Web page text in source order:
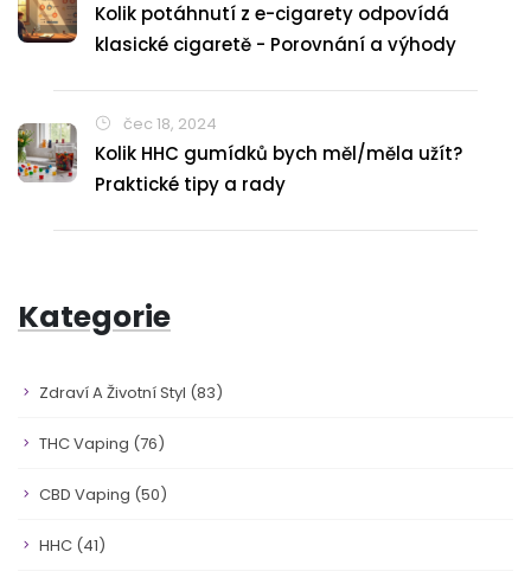
Kolik potáhnutí z e-cigarety odpovídá
klasické cigaretě - Porovnání a výhody
čec 18, 2024
Kolik HHC gumídků bych měl/měla užít?
Praktické tipy a rady
Kategorie
Zdraví A Životní Styl (83)
THC Vaping (76)
CBD Vaping (50)
HHC (41)